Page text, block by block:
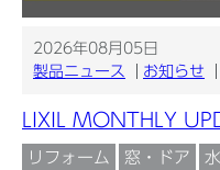
2026年08月05日
製品ニュース
お知らせ
LIXIL MONTHLY
リフォーム 窓・ドア